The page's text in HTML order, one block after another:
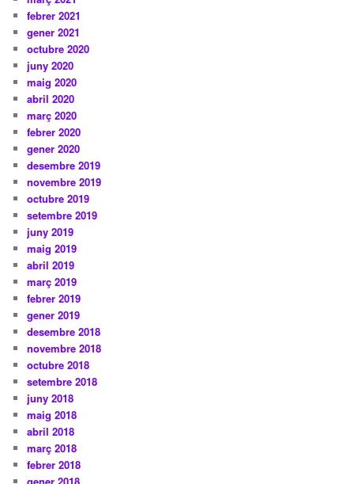
febrer 2021
gener 2021
octubre 2020
juny 2020
maig 2020
abril 2020
març 2020
febrer 2020
gener 2020
desembre 2019
novembre 2019
octubre 2019
setembre 2019
juny 2019
maig 2019
abril 2019
març 2019
febrer 2019
gener 2019
desembre 2018
novembre 2018
octubre 2018
setembre 2018
juny 2018
maig 2018
abril 2018
març 2018
febrer 2018
gener 2018